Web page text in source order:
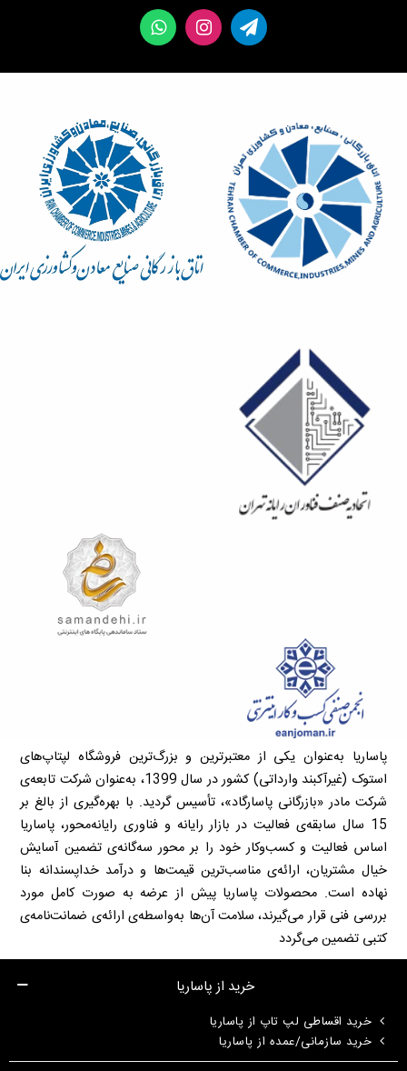
پاساریا به‌عنوان یکی از معتبرترین و بزرگ‌ترین فروشگاه لپتاپ‌های
استوک (غیرآکبند وارداتی) کشور در سال 1399، به‌عنوان شرکت تابعه‌ی
شرکت مادر «بازرگانی پاسارگاد»، تأسیس گردید. با بهره‌گیری از بالغ بر
15 سال سابقه‌ی فعالیت در بازار رایانه و فناوری رایانه‌محور، پاساریا
اساس فعالیت و کسب‌وکار خود را بر محور سه‌گانه‌ی تضمین آسایش
خیال مشتریان، ارائه‌ی مناسب‌ترین قیمت‌ها و درآمد خداپسندانه بنا
نهاده است. محصولات پاساریا پیش از عرضه به صورت کامل مورد
بررسی فنی قرار می‌گیرند، سلامت آن‌ها به‌واسطه‌ی ارائه‌ی ضمانت‌نامه‌ی
کتبی تضمین می‌گردد
خرید از پاساریا
خرید اقساطی لپ تاپ از پاساریا
خرید سازمانی/عمده از پاساریا